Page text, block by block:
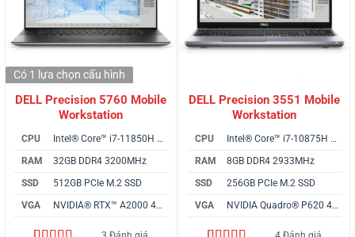
DELL Precision 5760 Mobile
Workstation
CPU
Intel® Core™ i7-11850H vPro
RAM
32GB DDR4 3200MHz
SSD
512GB PCIe M.2 SSD
VGA
NVIDIA® RTX™ A2000 4GB
Có 1 lựa chọn cấu hình
DELL Precision 3551 Mobile
Workstation
CPU
Intel® Core™ i7-10875H vPro
RAM
8GB DDR4 2933MHz
SSD
256GB PCIe M.2 SSD
VGA
NVIDIA Quadro® P620 4GB